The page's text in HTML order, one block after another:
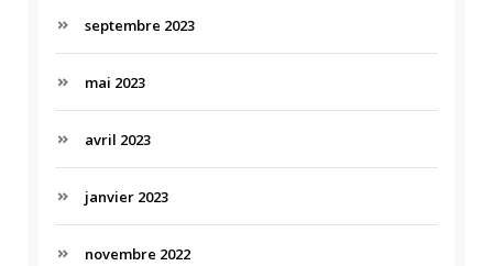
septembre 2023
mai 2023
avril 2023
janvier 2023
novembre 2022